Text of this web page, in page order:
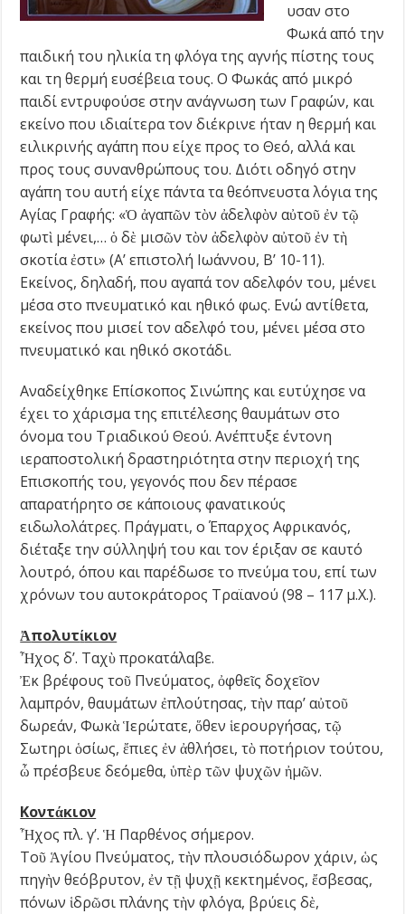
υσαν στο
Φωκά από την
παιδική του ηλικία τη φλόγα της αγνής πίστης τους
και τη θερμή ευσέβεια τους. Ο Φωκάς από μικρό
παιδί εντρυφούσε στην ανάγνωση των Γραφών, και
εκείνο που ιδιαίτερα τον διέκρινε ήταν η θερμή και
ειλικρινής αγάπη που είχε προς το Θεό, αλλά και
προς τους συνανθρώπους του. Διότι οδηγό στην
αγάπη του αυτή είχε πάντα τα θεόπνευστα λόγια της
Αγίας Γραφής: «Ὁ ἀγαπῶν τὸν ἀδελφὸν αὐτοῦ ἐν τῷ
φωτὶ μένει,… ὁ δὲ μισῶν τὸν ἀδελφὸν αὐτοῦ ἐν τὴ
σκοτία ἐστι» (Α’ επιστολή Ιωάννου, Β’ 10-11).
Εκείνος, δηλαδή, που αγαπά τον αδελφόν του, μένει
μέσα στο πνευματικό και ηθικό φως. Ενώ αντίθετα,
εκείνος που μισεί τον αδελφό του, μένει μέσα στο
πνευματικό και ηθικό σκοτάδι.
Αναδείχθηκε Επίσκοπος Σινώπης και ευτύχησε να
έχει το χάρισμα της επιτέλεσης θαυμάτων στο
όνομα του Τριαδικού Θεού. Ανέπτυξε έντονη
ιεραποστολική δραστηριότητα στην περιοχή της
Επισκοπής του, γεγονός που δεν πέρασε
απαρατήρητο σε κάποιους φανατικούς
ειδωλολάτρες. Πράγματι, ο Έπαρχος Αφρικανός,
διέταξε την σύλληψή του και τον έριξαν σε καυτό
λουτρό, όπου και παρέδωσε το πνεύμα του, επί των
χρόνων του αυτοκράτορος Τραϊανού (98 – 117 μ.Χ.).
Ἀπολυτίκιον
Ἦχος δ’. Ταχὺ προκατάλαβε.
Ἐκ βρέφους τοῦ Πνεύματος, ὀφθεῖς δοχεῖον
λαμπρόν, θαυμάτων ἐπλούτησας, τὴν παρ’ αὐτοῦ
δωρεάν, Φωκὰ Ἱερώτατε, ὅθεν ἱερουργήσας, τῷ
Σωτηρι ὁσίως, ἔπιες ἐν ἀθλήσει, τὸ ποτήριον τούτου,
ὦ πρέσβευε δεόμεθα, ὑπὲρ τῶν ψυχῶν ἠμῶν.
Κοντάκιον
Ἦχος πλ. γ’. Ἡ Παρθένος σήμερον.
Τοῦ Ἁγίου Πνεύματος, τὴν πλουσιόδωρον χάριν, ὡς
πηγὴν θεόβρυτον, ἐν τῇ ψυχῇ κεκτημένος, ἔσβεσας,
πόνων ἱδρῶσι πλάνης τὴν φλόγα, βρύεις δὲ,